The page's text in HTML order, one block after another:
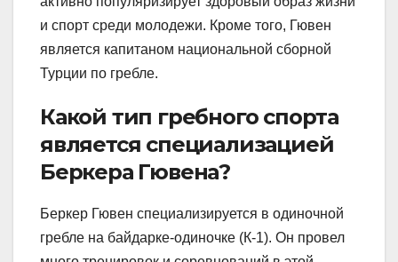
и спорт среди молодежи. Кроме того, Гювен
является капитаном национальной сборной
Турции по гребле.
Какой тип гребного спорта
является специализацией
Беркера Гювена?
Беркер Гювен специализируется в одиночной
гребле на байдарке-одиночке (К-1). Он провел